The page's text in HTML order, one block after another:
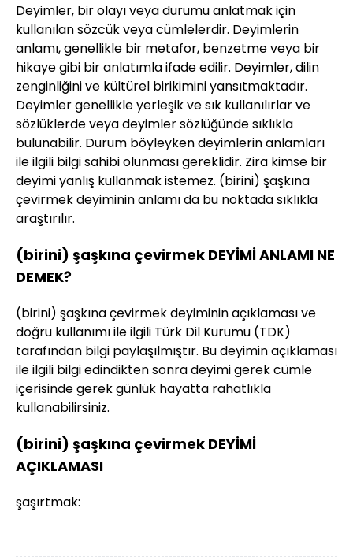
Deyimler, bir olayı veya durumu anlatmak için
kullanılan sözcük veya cümlelerdir. Deyimlerin
anlamı, genellikle bir metafor, benzetme veya bir
hikaye gibi bir anlatımla ifade edilir. Deyimler, dilin
zenginliğini ve kültürel birikimini yansıtmaktadır.
Deyimler genellikle yerleşik ve sık kullanılırlar ve
sözlüklerde veya deyimler sözlüğünde sıklıkla
bulunabilir. Durum böyleyken deyimlerin anlamları
ile ilgili bilgi sahibi olunması gereklidir. Zira kimse bir
deyimi yanlış kullanmak istemez. (birini) şaşkına
çevirmek deyiminin anlamı da bu noktada sıklıkla
araştırılır.
(birini) şaşkına çevirmek DEYİMİ ANLAMI NE
DEMEK?
(birini) şaşkına çevirmek deyiminin açıklaması ve
doğru kullanımı ile ilgili Türk Dil Kurumu (TDK)
tarafından bilgi paylaşılmıştır. Bu deyimin açıklaması
ile ilgili bilgi edindikten sonra deyimi gerek cümle
içerisinde gerek günlük hayatta rahatlıkla
kullanabilirsiniz.
(birini) şaşkına çevirmek DEYİMİ
AÇIKLAMASI
şaşırtmak: